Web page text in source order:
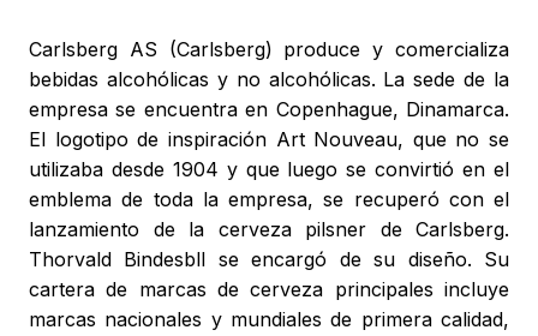
Carlsberg AS (Carlsberg) produce y comercializa
bebidas alcohólicas y no alcohólicas. La sede de la
empresa se encuentra en Copenhague, Dinamarca.
El logotipo de inspiración Art Nouveau, que no se
utilizaba desde 1904 y que luego se convirtió en el
emblema de toda la empresa, se recuperó con el
lanzamiento de la cerveza pilsner de Carlsberg.
Thorvald Bindesbll se encargó de su diseño. Su
cartera de marcas de cerveza principales incluye
marcas nacionales y mundiales de primera calidad,